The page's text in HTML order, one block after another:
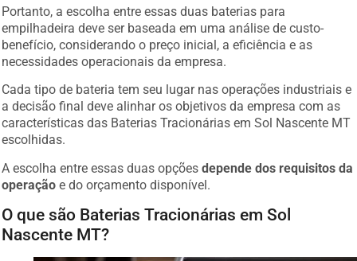
Portanto, a escolha entre essas duas baterias para
empilhadeira deve ser baseada em uma análise de custo-
benefício, considerando o preço inicial, a eficiência e as
necessidades operacionais da empresa.
Cada tipo de bateria tem seu lugar nas operações industriais e
a decisão final deve alinhar os objetivos da empresa com as
características das Baterias Tracionárias em Sol Nascente MT
escolhidas.
A escolha entre essas duas opçõesdepende dos requisitos da
operação e do orçamento disponível.
O que são Baterias Tracionárias em Sol
Nascente MT?